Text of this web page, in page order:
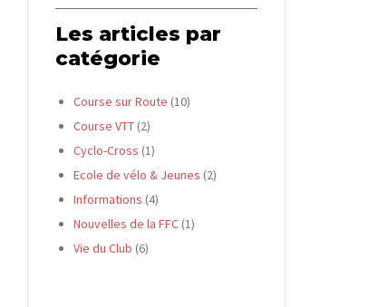
Les articles par
catégorie
Course sur Route (10)
Course VTT (2)
Cyclo-Cross (1)
Ecole de vélo & Jeunes (2)
Informations (4)
Nouvelles de la FFC (1)
Vie du Club (6)